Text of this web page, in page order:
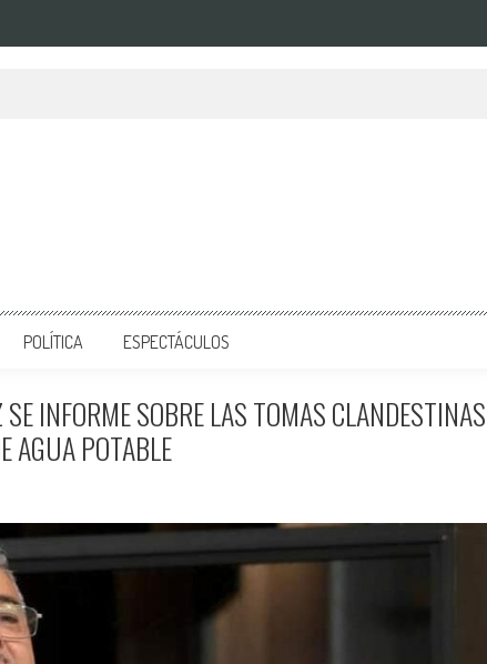
POLÍTICA ESPECTÁCULOS
INFORME SOBRE LAS TOMAS CLANDESTINAS
AGUA POTABLE